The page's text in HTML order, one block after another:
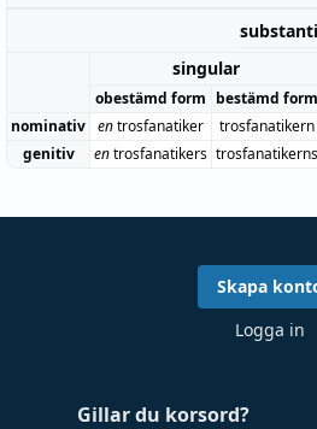
singular
obestämd form bestämd form
nominativ entrosfanatiker trosfanatikern
genitiv
entrosfanatikers trosfanatikerns
Gillar du korsord?
Skapa
Logga in